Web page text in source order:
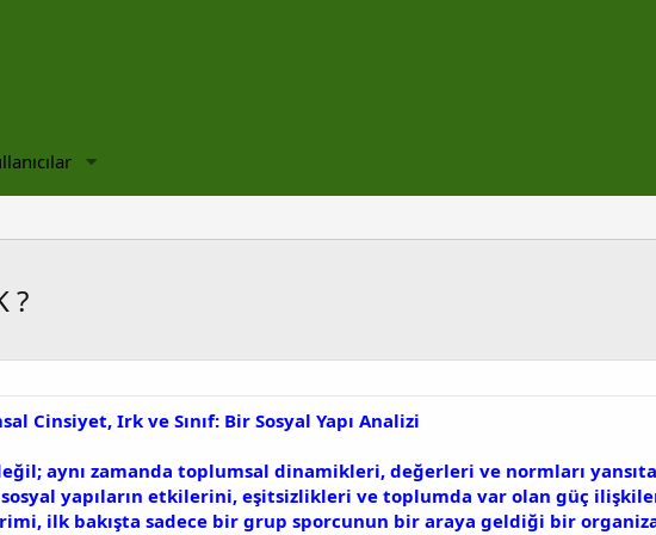
?
Cinsiyet, Irk ve Sınıf: Bir Sosyal Yapı Analizi
aynı zamanda toplumsal dinamikleri, değerleri ve normları
sosyal yapıların etkilerini, eşitsizlikleri ve toplumda var olan güç
ilk bakışta sadece bir grup sporcunun bir araya geldiği bir